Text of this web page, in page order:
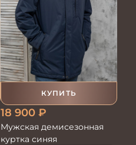
КУПИТЬ
18 900 ₽
Мужская демисезонная
куртка синяя